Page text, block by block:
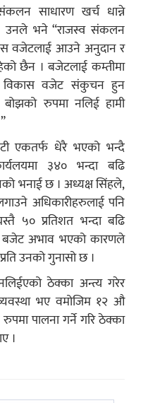
साधारण खर्च धान्ने
उनले भने “राजस्व संकलन
वजेटलाई आउने अनुदान र
छैन । बजेटलाई कम्तीमा
विकास वजेट संकुचन हुन
रुपमा नलिई हामी
एकतर्फ धेरै भएको भन्दै
३४० भन्दा बढि
भनाई छ । अध्यक्ष सिंहले,
अधिकारीहरुलाई पनि
५० प्रतिशत भन्दा बढि
बजेट अभाव भएको कारणले
उनको गुनासो छ ।
ठेक्का अन्त्य गरेर
भए वमोजिम १२ औ
पालना गर्ने गरि ठेक्का
।